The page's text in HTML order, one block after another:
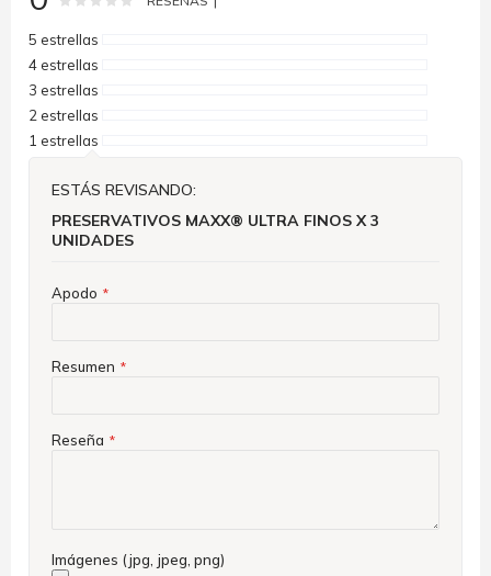
5 estrellas
4 estrellas
3 estrellas
2 estrellas
1 estrellas
ESTÁS REVISANDO:
PRESERVATIVOS MAXX® ULTRA FINOS X 3
UNIDADES
Apodo
Resumen
Reseña
Imágenes (jpg, jpeg, png)